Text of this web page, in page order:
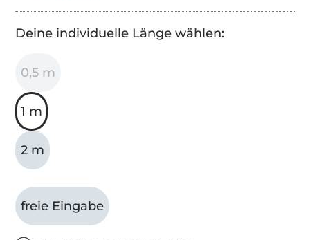
Deine individuelle Länge wählen:
0,5 m
1 m
2 m
freie Eingabe